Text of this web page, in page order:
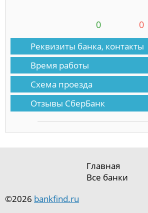
0 0
Реквизиты банка, контакты
Время работы
Схема проезда
Отзывы СберБанк
Главная
Все банки
©2026 bankfind.ru